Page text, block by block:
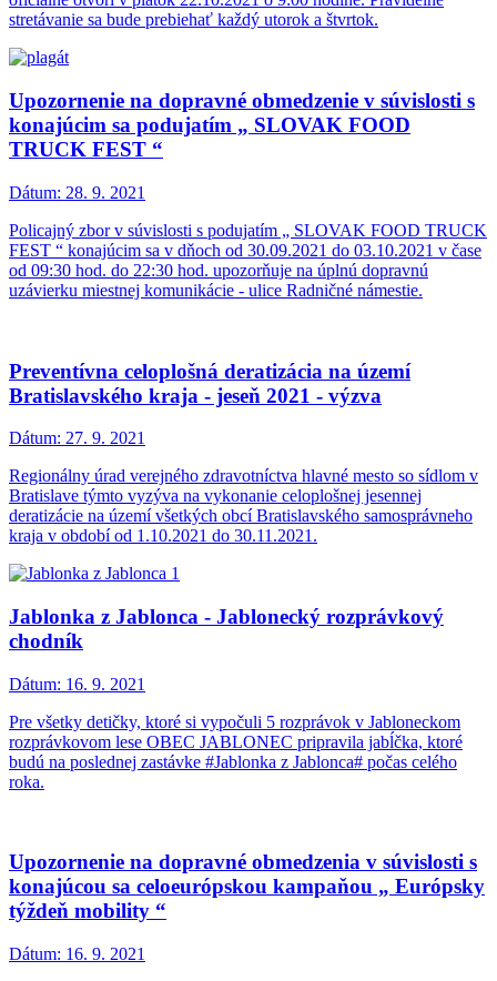
stretávanie sa bude prebiehať každý utorok a štvrtok.
Upozornenie na dopravné obmedzenie v súvislosti s
konajúcim sa podujatím „ SLOVAK FOOD
TRUCK FEST “
Dátum: 28. 9. 2021
Policajný zbor v súvislosti s podujatím „ SLOVAK FOOD TRUCK
FEST “ konajúcim sa v dňoch od 30.09.2021 do 03.10.2021 v čase
od 09:30 hod. do 22:30 hod. upozorňuje na úplnú dopravnú
uzávierku miestnej komunikácie - ulice Radničné námestie.
Preventívna celoplošná deratizácia na území
Bratislavského kraja - jeseň 2021 - výzva
Dátum: 27. 9. 2021
Regionálny úrad verejného zdravotníctva hlavné mesto so sídlom v
Bratislave týmto vyzýva na vykonanie celoplošnej jesennej
deratizácie na území všetkých obcí Bratislavského samosprávneho
kraja v období od 1.10.2021 do 30.11.2021.
Jablonka z Jablonca - Jablonecký rozprávkový
chodník
Dátum: 16. 9. 2021
Pre všetky detičky, ktoré si vypočuli 5 rozprávok v Jabloneckom
rozprávkovom lese OBEC JABLONEC pripravila jabĺčka, ktoré
budú na poslednej zastávke #Jablonka z Jablonca# počas celého
roka.
Upozornenie na dopravné obmedzenia v súvislosti s
konajúcou sa celoeurópskou kampaňou „ Európsky
týždeň mobility “
Dátum: 16. 9. 2021